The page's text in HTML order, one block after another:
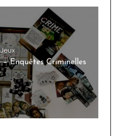
Jeux
Enquêtes Criminelles